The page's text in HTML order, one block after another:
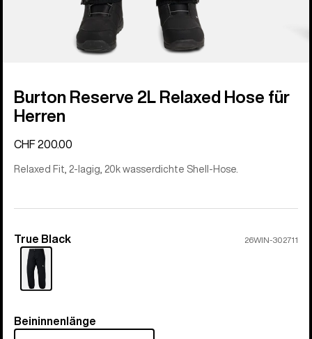
Burton Reserve 2L Relaxed Hose für
Herren
CHF 200.00
Relaxed Fit, 2-lagig, 20k wasserdichte Shell-Hose.
Farbe
True Black 26WIN-302711
Beininnenlänge
Beininnenlänge